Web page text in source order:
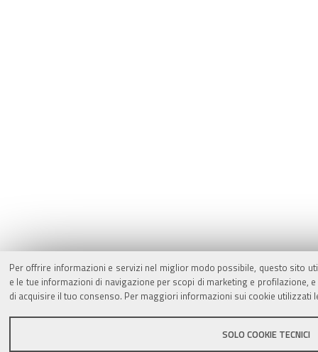
Per offrire informazioni e servizi nel miglior modo possibile, questo sito
e le tue informazioni di navigazione per scopi di marketing e
di acquisire il tuo consenso. Per maggiori informazioni sui cookie utilizzati
SOLO COOKIE TECNICI